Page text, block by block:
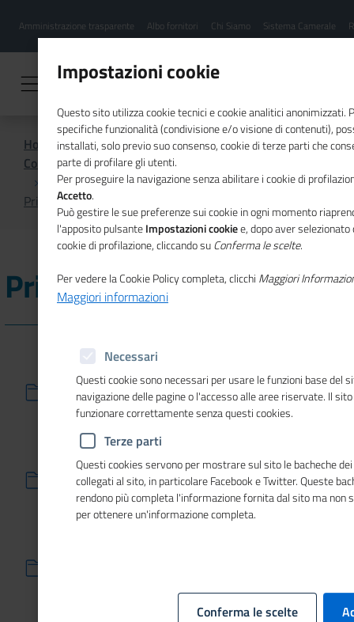
contenuto
Menu
hamburgher
Amministrazione trasparente Albo fornitori Chi Siamo Sistema Camerale
Home
Comunicazione istituzionale per il sistema camerale
Primo Piano
Primo Piano
04/08/2026
L'accordo per l'export MAECI-Unioncamere e il
traguardo del numero di imprese che usano l'app
Impresa Italia nel nuovo numero del magazine
22/07/2026
Certificazione UNI/PdR 192:2026: pubblicato
l'avviso per gli organismi di certificazione
superiori e ITS Academy
Impostazioni cookie
Questo sito utilizza cookie tecnici e cookie analitici anonimizzati.
specifiche funzionalità (condivisione e/o visione di contenuti),
installati, solo previo suo consenso, cookie di terze parti che
parte di profilare gli utenti.
Per proseguire la navigazione senza abilitare i cookie di
Accetto.
Può gestire le sue preferenze sui cookie in ogni momento
l'apposito pulsanteImpostazioni cookiee, dopo aver
cookie di profilazione, cliccando suConferma le scelte.
Per vedere la Cookie Policy completa, clicchi Maggiori
Maggiori informazioni
Necessari
Questi cookie sono necessari per usare le funzioni base del
navigazione delle pagine o l'accesso alle aree riservate. Il
funzionare correttamente senza questi cookies.
Terze parti
Questi cookies servono per mostrare sul sito le bacheche
collegati al sito, in particolare Facebook e Twitter. Queste
rendono più completa l'informazione fornita dal sito ma non
per ottenere un'informazione completa.
Conferma le scelte